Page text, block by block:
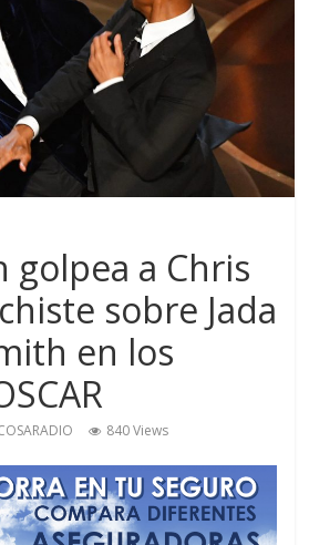
golpea a Chris
sobre Jada
en los
840 Views